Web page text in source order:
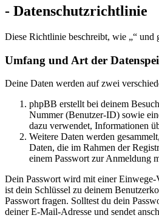
- Datenschutzrichtlinie
Diese Richtlinie beschreibt, wie „“ und
Umfang und Art der
Deine Daten werden auf zwei
phpBB erstellt bei deinem
Nummer (Benutzer-ID) sowie
dazu verwendet, Informationen
Weitere Daten werden
Daten, die im Rahmen der
einem Passwort zur Anmeldung
Dein Passwort wird mit einer Einwege-
ist dein Schlüssel zu deinem
Passwort fragen. Solltest du dein
deiner E-Mail-Adresse und sendet